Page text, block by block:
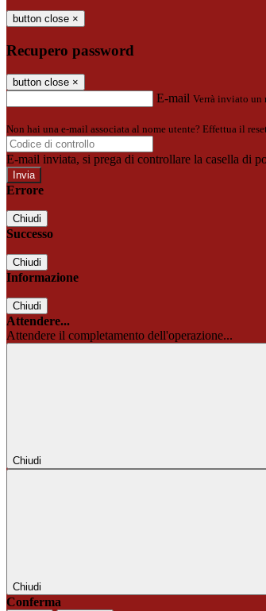
button close ×
Recupero password
button close ×
E-mail Verrà inviato un
Non hai una e-mail associata al nome utente? Effettua il
E-mail inviata, si prega di controllare la casella di
Errore
Chiudi
Successo
Chiudi
Informazione
Chiudi
Attendere...
Attendere il completamento dell'operazione...
Chiudi
Chiudi
Conferma